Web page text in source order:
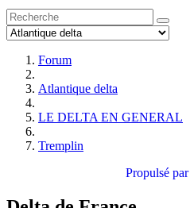
Forum
Atlantique delta
LE DELTA EN GENERAL
Tremplin
Propulsé par